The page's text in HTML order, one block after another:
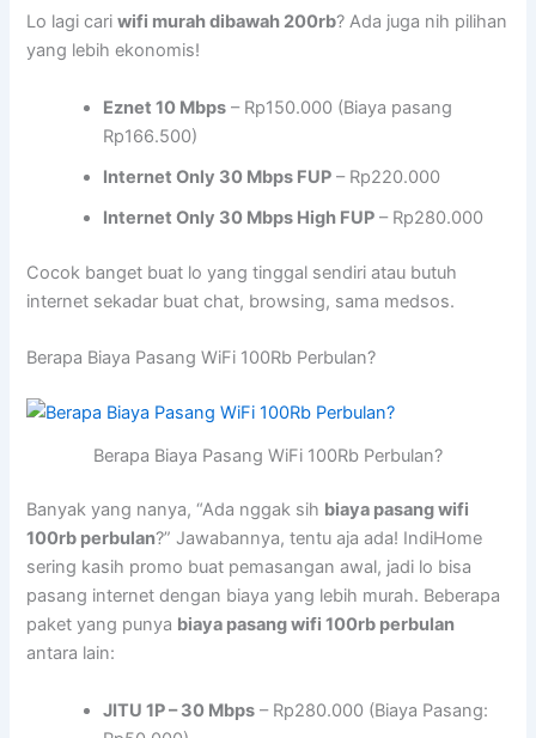
Lo lagi cariwifi murah dibawah 200rb? Ada juga nih pilihan
yang lebih ekonomis!
Eznet 10 Mbps – Rp150.000 (Biaya pasang
Rp166.500)
Internet Only 30 Mbps FUP – Rp220.000
Internet Only 30 Mbps High FUP – Rp280.000
Cocok banget buat lo yang tinggal sendiri atau butuh
internet sekadar buat chat, browsing, sama medsos.
Berapa Biaya Pasang WiFi 100Rb Perbulan?
Berapa Biaya Pasang WiFi 100Rb Perbulan?
Banyak yang nanya, “Ada nggak sih biaya pasang wifi
100rb perbulan?” Jawabannya, tentu aja ada! IndiHome
sering kasih promo buat pemasangan awal, jadi lo bisa
pasang internet dengan biaya yang lebih murah. Beberapa
paket yang punya biaya pasang wifi 100rb perbulan
antara lain:
JITU 1P – 30 Mbps – Rp280.000 (Biaya Pasang: